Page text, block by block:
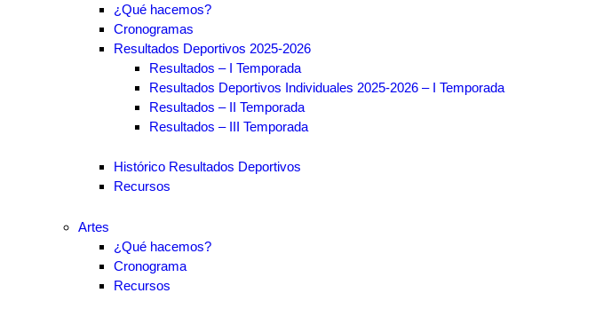
¿Qué hacemos?
Cronogramas
Resultados Deportivos 2025-2026
Resultados – I Temporada
Resultados Deportivos Individuales 2025-2026 – I Temporada
Resultados – II Temporada
Resultados – III Temporada
Histórico Resultados Deportivos
Recursos
Artes
¿Qué hacemos?
Cronograma
Recursos